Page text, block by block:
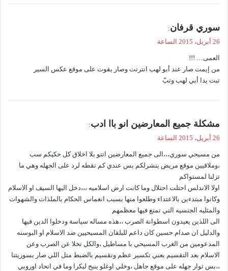
ي
ل
سوري قرفان:
26 أبريل، 2015 الساعة
العمى… !!!
من إيمت صار عند أبو لهب انترنت وصار يفوت على موقع عكس السير
تبت يدا أبي لهب وتبّ
ل
مشكلة جميع المعارضين انو باا ادب:
26 أبريل، 2015 الساعة
من مسيحي سوري،،،الى جميع المعارضين انتو بلا اخلاق كل حكيكم سب
،وملاقيين موقع مريض ينشرلكم بس عندي كم نقطه لرد على الجهله وهي ما
تزلنا لمستواكم
اولا الاندلس احتلت احتلال وما كانت ارض اسلاميه ،،،دخل اليها السيف او الاسلام
وكانوا مبتدءين بالاعتداء وطلعوا منها بسبب انغماس الحكام بالملذات والشهوات
والمثليه الجنسيه التي تمتع فيها معظمهم
الى اللذين يعيدون اسطوانة الصرب ،،هذه مساله سياسة ودخلوا الدين فيها
والدليل ان صدام حسين كان داعم للبلقان المسيحيين ضد الاسلام او البوسنه
المدعومين من الغرب المسيحي با مساطيل ،والكل تخلا عن الصرب وعن
الاسلام بعد التقسيم بعني تكسير عظم وتقسيم بالضبط متل اللي صار بسوريتنا
،،بس ثوار جهله على موقع جاهل ،وخلي اوغلو ينبح لبكرا وما في اتحاد اوروبي